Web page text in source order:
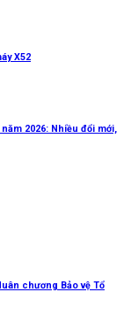
X52
2026: Nhiều đổi mới,
chương Bảo vệ Tổ